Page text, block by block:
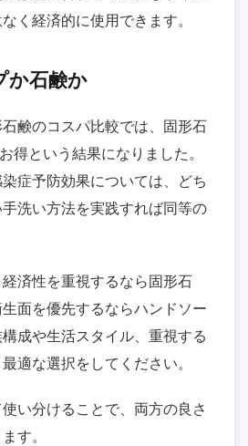
く経済的に使用できます。
か石鹸か
鹸のコスパ比較では、固形石
得という結果になりました。
症予防効果については、どち
洗い方法を実践すれば同等の
済性を重視するなら固形石
面を優先するならハンドソー
成や生活スタイル、重視する
適な選択をしてください。
い分けることで、両方の良さ
す。